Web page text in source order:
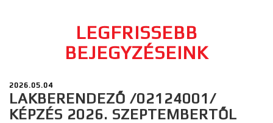
LEGFRISSEBB
BEJEGYZÉSEINK
2026.05.04
LAKBERENDEZŐ /02124001/
KÉPZÉS 2026. SZEPTEMBERTŐL